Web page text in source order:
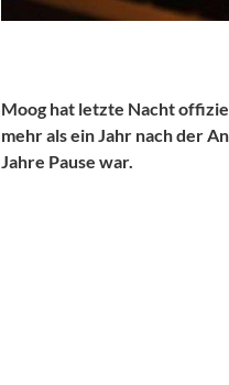
Moog hat letzte Nacht
mehr als ein Jahr nach der
Jahre Pause war.